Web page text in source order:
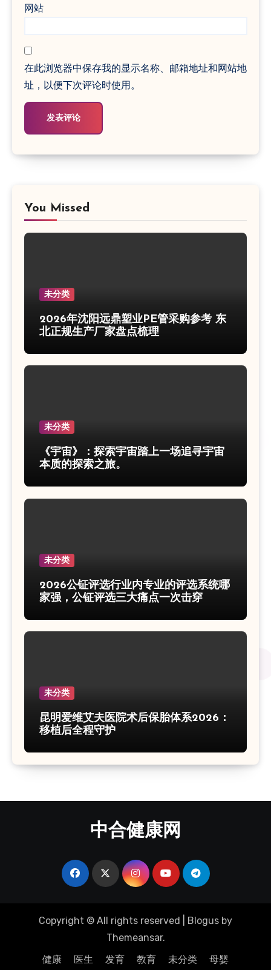
网站
在此浏览器中保存我的显示名称、邮箱地址和网站地
址，以便下次评论时使用。
You Missed
未分类
2026年沈阳远鼎塑业PE管采购参考 东
北正规生产厂家盘点梳理
未分类
《宇宙》：探索宇宙踏上一场追寻宇宙
本质的探索之旅。
未分类
2026公钲评选行业内专业的评选系统哪
家强，公钲评选三大痛点一次击穿
未分类
昆明爱维艾夫医院术后保胎体系2026：
移植后全程守护
中合健康网
Copyright © All rights reserved Blogus by
Themeansar.
健康
医生 发育 教育 未分类 母婴